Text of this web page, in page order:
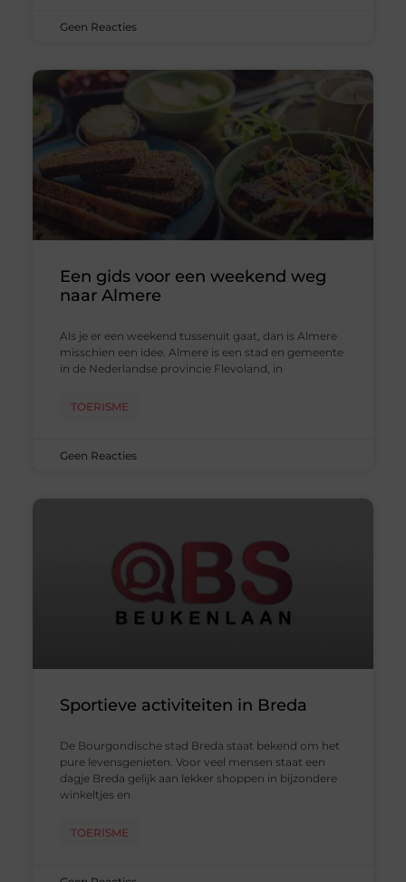
Geen Reacties
Een gids voor een weekend weg
naar Almere
Als je er een weekend tussenuit gaat, dan is Almere
misschien een idee. Almere is een stad en gemeente
in de Nederlandse provincie Flevoland, in
TOERISME
Geen Reacties
Sportieve activiteiten in Breda
De Bourgondische stad Breda staat bekend om het
pure levensgenieten. Voor veel mensen staat een
dagje Breda gelijk aan lekker shoppen in bijzondere
winkeltjes en
TOERISME